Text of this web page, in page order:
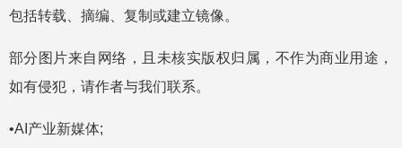
包括转载、摘编、复制或建立镜像。
部分图片来自网络，且未核实版权归属，不作为商业用途，
如有侵犯，请作者与我们联系。
•AI产业新媒体;